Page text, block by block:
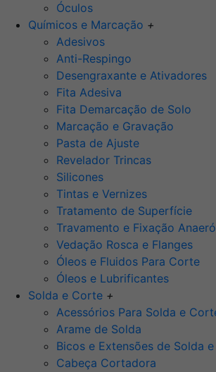
Óculos
Químicos e Marcação +
Adesivos
Anti-Respingo
Desengraxante e Ativadores
Fita Adesiva
Fita Demarcação de Solo
Marcação e Gravação
Pasta de Ajuste
Revelador Trincas
Silicones
Tintas e Vernizes
Tratamento de Superfície
Travamento e Fixação
Vedação Rosca e Flanges
Óleos e Fluidos Para Corte
Óleos e Lubrificantes
Solda e Corte +
Acessórios Para Solda e
Arame de Solda
Bicos e Extensões de Solda
Cabeça Cortadora